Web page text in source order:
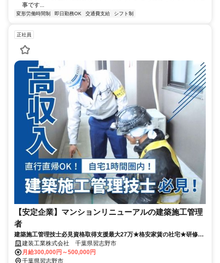
事です...
変形労働時間制 即日勤務OK 交通費支給 シフト制
正社員
【安定企業】マンションリニューアルの建築施工管理
者
建築施工管理技士必見資格取得支援最大27万★格安家賃の社宅★研修あ
り 建装工業株式会社 千葉県習志野市
月給300,000円～500,000円
千葉県習志野市